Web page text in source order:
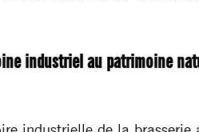
industriel au patrimoine